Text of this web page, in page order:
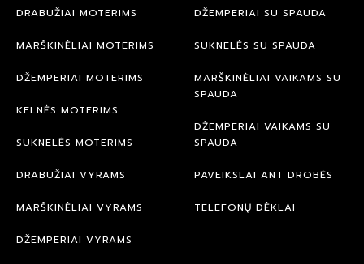
DRABUŽIAI MOTERIMS
MARŠKINĖLIAI MOTERIMS
DŽEMPERIAI MOTERIMS
KELNĖS MOTERIMS
SUKNELĖS MOTERIMS
DRABUŽIAI VYRAMS
MARŠKINĖLIAI VYRAMS
DŽEMPERIAI VYRAMS
DŽEMPERIAI SU SPAUDA
SUKNELĖS SU SPAUDA
MARŠKINĖLIAI VAIKAMS SU
SPAUDA
DŽEMPERIAI VAIKAMS SU
SPAUDA
PAVEIKSLAI ANT DROBĖS
TELEFONŲ DĖKLAI